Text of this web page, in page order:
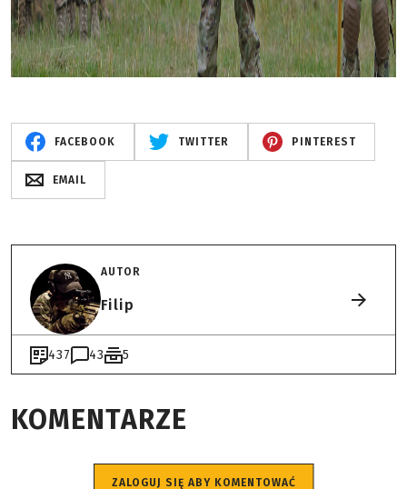
FACEBOOK TWITTER PINTEREST
EMAIL
AUTOR
Filip
437 43 5
KOMENTARZE
ZALOGUJ SIĘ ABY KOMENTOWAĆ